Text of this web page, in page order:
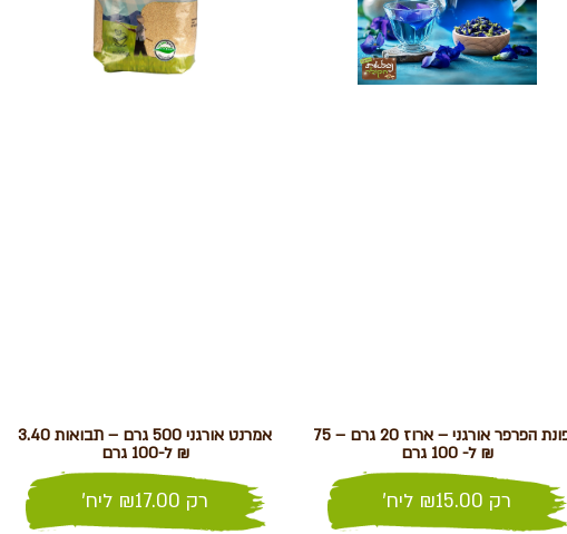
אפונת הפרפר אורגני – ארוז 20 גרם – 75
₪ ל- 100 גרם
רק ₪15.00 ליח'
אמרנט אורגני 500 גרם – תבואות 3.40
₪ ל-100 גרם
רק ₪17.00 ליח'